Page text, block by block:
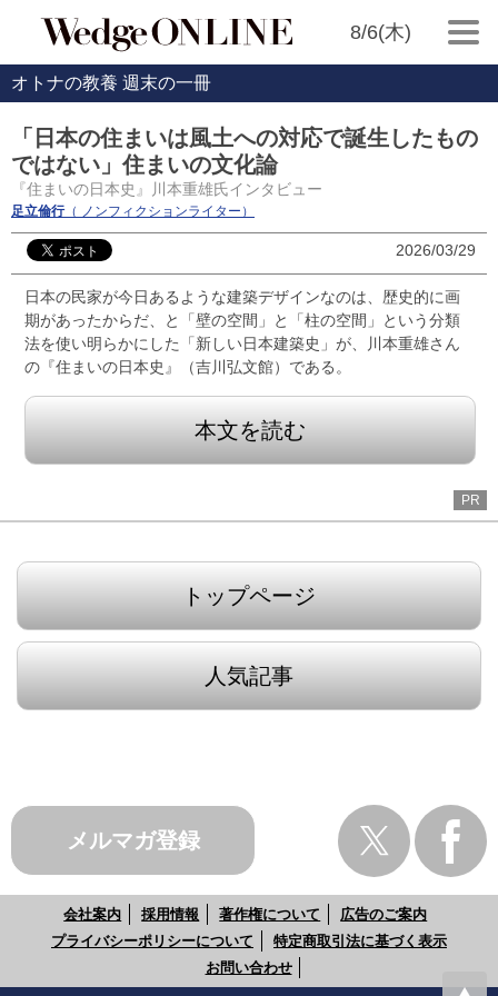
8/6(木)
オトナの教養 週末の一冊
「日本の住まいは風土への対応で誕生したもの
ではない」住まいの文化論
『住まいの日本史』川本重雄氏インタビュー
足立倫行（ ノンフィクションライター）
2026/03/29
日本の民家が今日あるような建築デザインなのは、歴史的に画
期があったからだ、と「壁の空間」と「柱の空間」という分類
法を使い明らかにした「新しい日本建築史」が、川本重雄さん
の『住まいの日本史』（吉川弘文館）である。
本文を読む
PR
トップページ
人気記事
メルマガ登録
会社案内 採用情報 著作権について
広告のご案内
プライバシーポリシーについて
特定商取引法に基づく表示
お問い合わせ